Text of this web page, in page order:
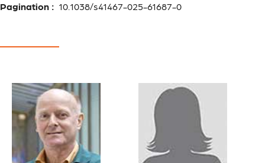
Pagination : 10.1038/s41467-025-61687-0